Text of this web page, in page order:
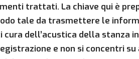
trattati. La chiave qui è
tale da trasmettere le
cura dell’acustica della stanza
e non si concentri